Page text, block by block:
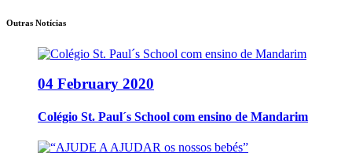
Outras Notícias
04 February 2020
Colégio St. Paul´s School com ensino de Mandarim